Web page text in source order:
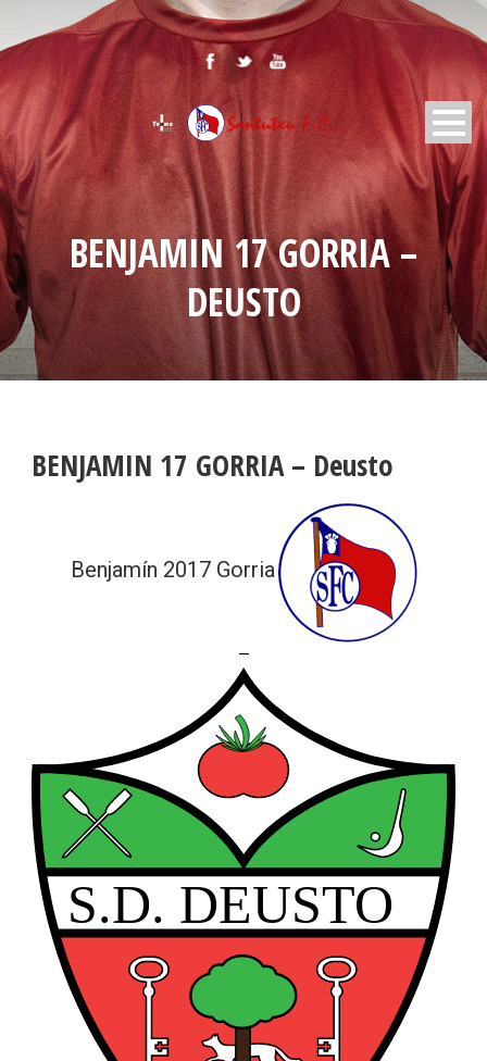
BENJAMIN 17 GORRIA –
DEUSTO
BENJAMIN 17 GORRIA – Deusto
Benjamín 2017 Gorria
—